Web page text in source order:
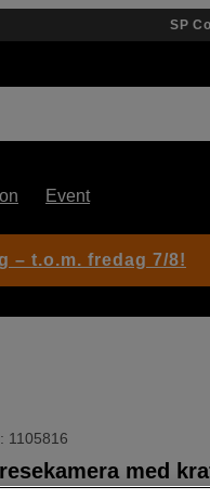
SP
Event
1105816
med
– t.o.m. fredag 7/8!